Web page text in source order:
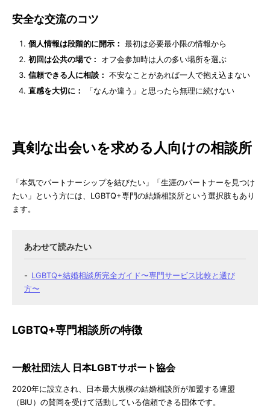
安全な交流のコツ
個人情報は段階的に開示： 最初は必要最小限の情報から
初回は公共の場で：
オフ会参加時は人の多い場所を選ぶ
信頼できる人に相談： 不安なことがあれば一人で抱え込まない
直感を大切に：
「なんか違う」と思ったら無理に続けない
真剣な出会いを求める人向けの相談所
「本気でパートナーシップを結びたい」「生涯のパートナーを見つけ
たい」という方には、LGBTQ+専門の結婚相談所という選択肢もあり
ます。
LGBTQ+結婚相談所完全ガイド〜専門サービス比較と選び
方〜
LGBTQ+専門相談所の特徴
一般社団法人 日本LGBTサポート協会
2020年に設立され、日本最大規模の結婚相談所が加盟する連盟
（BIU）の賛同を受けて活動している信頼できる団体です。